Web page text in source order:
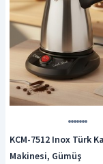
KCM-7512 Inox Türk
Makinesi, Gümüş